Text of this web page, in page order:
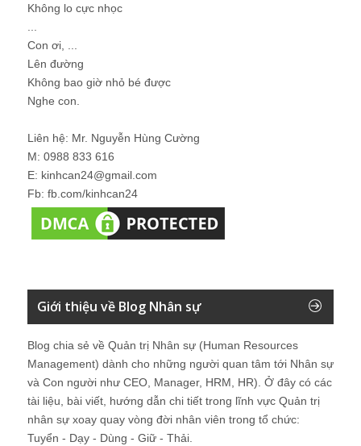
Không lo cực nhọc
...
Con ơi, ...
Lên đường
Không bao giờ nhỏ bé được
Nghe con.
Liên hệ: Mr. Nguyễn Hùng Cường
M: 0988 833 616
E: kinhcan24@gmail.com
Fb: fb.com/kinhcan24
Giới thiệu về Blog Nhân sự
Blog chia sẻ về Quản trị Nhân sự (Human Resources
Management) dành cho những người quan tâm tới Nhân sự
và Con người như CEO, Manager, HRM, HR). Ở đây có các
tài liệu, bài viết, hướng dẫn chi tiết trong lĩnh vực Quản trị
nhân sự xoay quay vòng đời nhân viên trong tổ chức:
Tuyển - Dạy - Dùng - Giữ - Thải.